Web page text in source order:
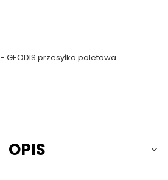
- GEODIS przesyłka paletowa
OPIS